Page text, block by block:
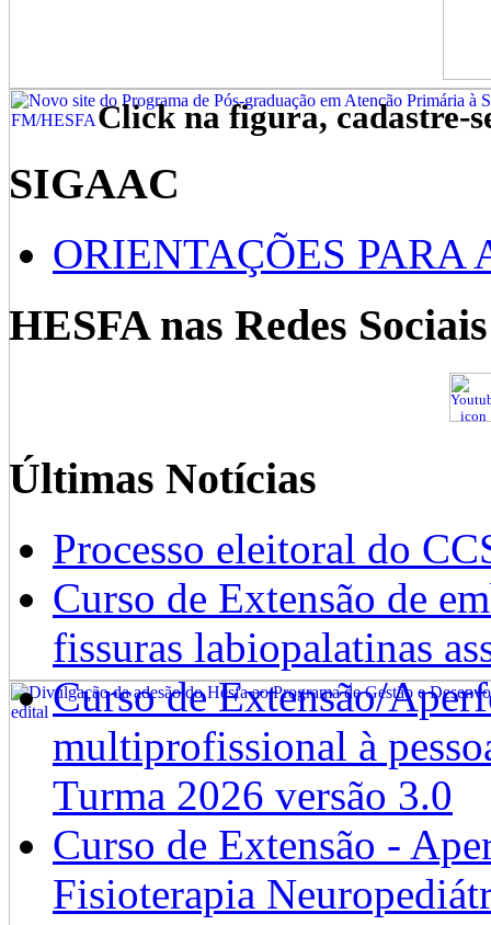
Click na figura, cadastre-
SIGAAC
ORIENTAÇÕES PARA
HESFA nas Redes Sociais
Últimas Notícias
Processo eleitoral do
Curso de Extensão de
fissuras labiopalatinas
Curso de Extensão/
multiprofissional à
Turma 2026 versão 3.0
Curso de Extensão -
Fisioterapia